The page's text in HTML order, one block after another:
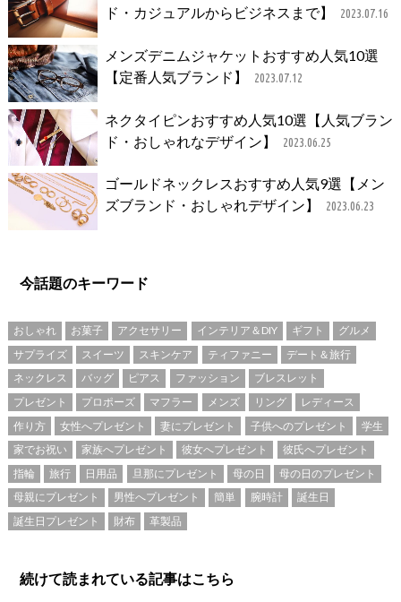
ド・カジュアルからビジネスまで】
2023.07.16
メンズデニムジャケットおすすめ人気10選
【定番人気ブランド】
2023.07.12
ネクタイピンおすすめ人気10選【人気ブラン
ド・おしゃれなデザイン】
2023.06.25
ゴールドネックレスおすすめ人気9選【メン
ズブランド・おしゃれデザイン】
2023.06.23
今話題のキーワード
おしゃれ お菓子 アクセサリー インテリア＆DIY ギフト
グルメ
サプライズ
スイーツ スキンケア ティファニー
デート＆旅行
ネックレス
バッグ ピアス ファッション
ブレスレット
プレゼント
プロポーズ マフラー メンズ リング
レディース
作り方
女性へプレゼント 妻にプレゼント 子供へのプレゼント
学生
家でお祝い
家族へプレゼント 彼女へプレゼント
彼氏へプレゼント
指輪
旅行 日用品 旦那にプレゼント 母の日
母の日のプレゼント
母親にプレゼント
男性へプレゼント 簡単 腕時計
誕生日
誕生日プレゼント
財布 革製品
続けて読まれている記事はこちら